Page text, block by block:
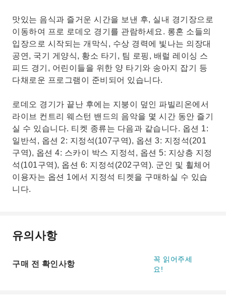
맛있는 음식과 즐거운 시간을 보낸 후, 실내 경기장으로
이동하여 프로 로데오 경기를 관람하세요. 롱혼 소들의
입장으로 시작되는 개막식, 수상 경력에 빛나는 의장대
공연, 국기 게양식, 황소 타기, 팀 로핑, 배럴 레이싱 스
피드 경기, 어린이들을 위한 양 타기와 송아지 잡기 등
다채로운 프로그램이 준비되어 있습니다.
로데오 경기가 끝난 후에는 지붕이 덮인 파빌리온에서
라이브 컨트리 웨스턴 밴드의 음악을 몇 시간 동안 즐기
실 수 있습니다. 티켓 종류는 다음과 같습니다. 옵션 1:
일반석, 옵션 2: 지정석(107구역), 옵션 3: 지정석(201
구역), 옵션 4: 스카이 박스 지정석, 옵션 5: 지상층 지정
석(101구역), 옵션 6: 지정석(202구역). 군인 및 휠체어
이용자는 옵션 1에서 지정석 티켓을 구매하실 수 있습
니다.
유의사항
구매 전 확인사항
꼭 읽어주세
요!